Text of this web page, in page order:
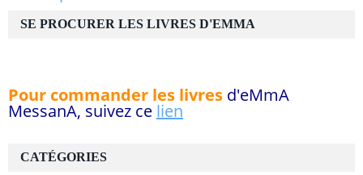
CATÉGORIES
SE PROCURER LES LIVRES D'EMMA
Pour commander les livres d'eMmA
MessanA, suivez ce lien